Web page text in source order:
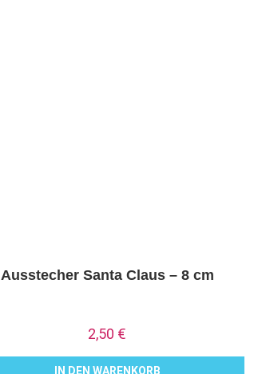
Ausstecher Santa Claus – 8 cm
2,50 €
IN DEN WARENKORB